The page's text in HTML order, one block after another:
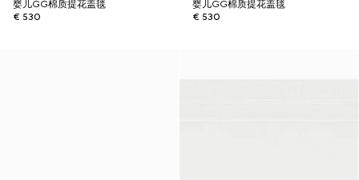
婴儿GG棉质提花盖毯
€ 530
婴儿GG棉质提花盖毯
€ 530